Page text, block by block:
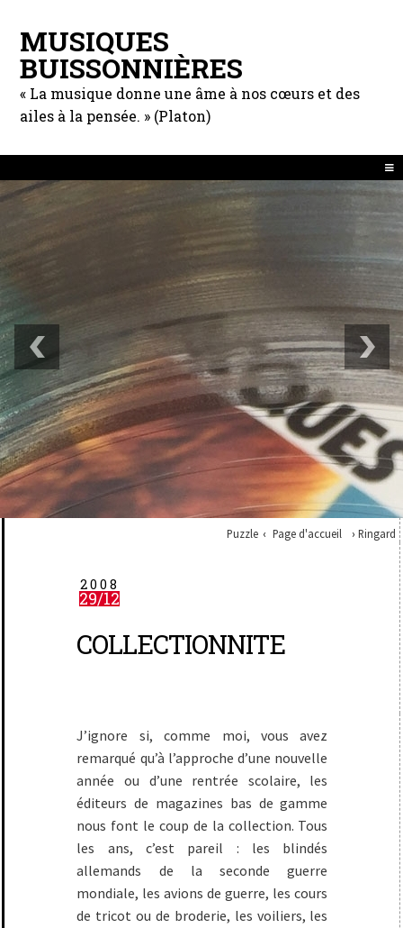
MUSIQUES
BUISSONNIÈRES
« La musique donne une âme à nos cœurs et des
ailes à la pensée. » (Platon)
Puzzle Page d'accueil Ringard
2008
29/12
COLLECTIONNITE
J’ignore si, comme moi, vous avez
remarqué qu’à l’approche d’une nouvelle
année ou d’une rentrée scolaire, les
éditeurs de magazines bas de gamme
nous font le coup de la collection. Tous
les ans, c’est pareil : les blindés
allemands de la seconde guerre
mondiale, les avions de guerre, les cours
de tricot ou de broderie, les voiliers, les